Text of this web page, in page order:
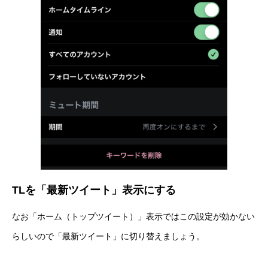
TLを「最新ツイート」表示にする
なお「ホーム（トップツイート）」表示ではこの設定が効かない
らしいので「最新ツイート」に切り替えましょう。